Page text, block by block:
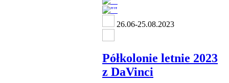
26.06-25.08.2023
Półkolonie letnie 2023
z DaVinci